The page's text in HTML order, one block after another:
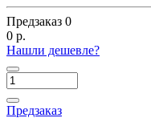
Предзаказ 0
0 р.
Нашли дешевле?
Предзаказ